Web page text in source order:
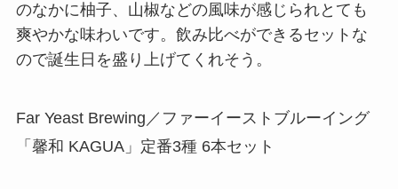
のなかに柚子、山椒などの風味が感じられとても
爽やかな味わいです。飲み比べができるセットな
ので誕生日を盛り上げてくれそう。
Far Yeast Brewing／ファーイーストブルーイング
「馨和 KAGUA」定番3種 6本セット